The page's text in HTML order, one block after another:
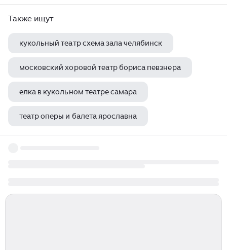
Также ищут
кукольный театр схема зала челябинск
московский хоровой театр бориса певзнера
елка в кукольном театре самара
театр оперы и балета ярославна